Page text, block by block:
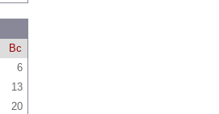
Вс
6
13
20